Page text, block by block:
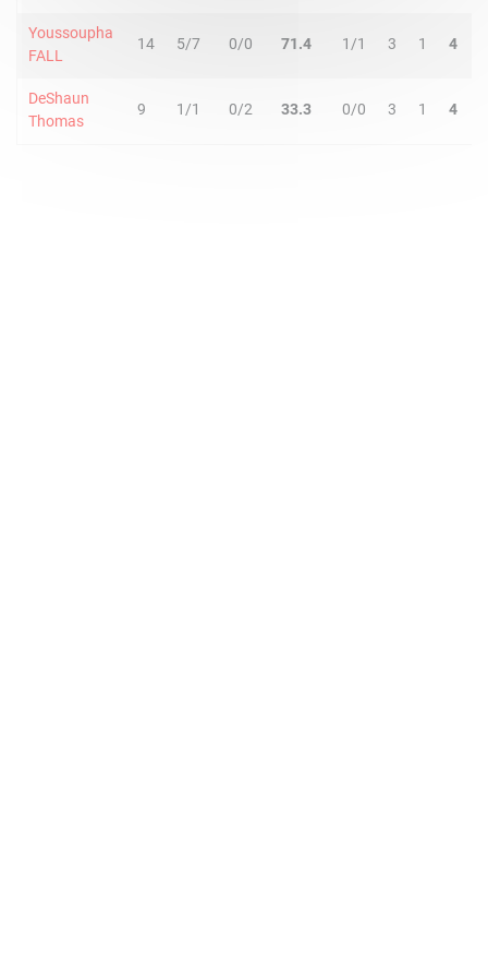
Youssoupha
FALL
14 5/7 0/0 71.4 1/1 3 1 4
DeShaun
Thomas
9 1/1 0/2 33.3 0/0 3 1 4